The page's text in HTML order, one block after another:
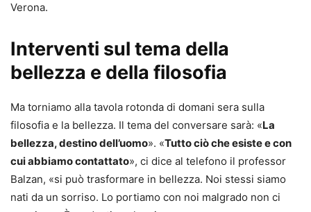
Verona.
Interventi sul tema della
bellezza e della filosofia
Ma torniamo alla tavola rotonda di domani sera sulla
filosofia e la bellezza. Il tema del conversare sarà: «La
bellezza, destino dell’uomo». «Tutto ciò che esiste e con
cui abbiamo contattato», ci dice al telefono il professor
Balzan, «si può trasformare in bellezza. Noi stessi siamo
nati da un sorriso. Lo portiamo con noi malgrado non ci